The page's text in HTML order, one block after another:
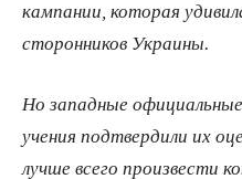
кампании, которая
сторонников Украины.
Но западные
учения подтвердили их
лучше всего произвести